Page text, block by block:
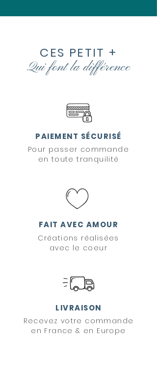
CES PETIT +
Qui font ladifférence
PAIEMENT SÉCURISÉ
Pour passer commande
en toute tranquilité
FAIT AVEC AMOUR
Créations réalisées
avec le coeur
LIVRAISON
Recevez votre commande
en France & en Europe